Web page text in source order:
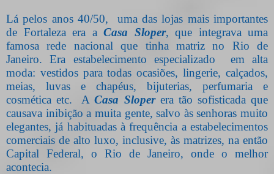
Lá pelos anos 40/50, uma das lojas mais importantes
de Fortaleza era a Casa Sloper, que integrava uma
famosa rede nacional que tinha matriz no Rio de
Janeiro. Era estabelecimento especializado
em alta
moda: vestidos para todas ocasiões, lingerie, calçados,
meias, luvas e chapéus, bijuterias, perfumaria e
cosmética etc.
ACasa Sloperera tão sofisticada que
causava inibição a muita gente, salvo às senhoras muito
elegantes, já habituadas à frequência a estabelecimentos
comerciais de alto luxo, inclusive, às matrizes, na então
Capital Federal, o Rio de Janeiro, onde o melhor
acontecia.